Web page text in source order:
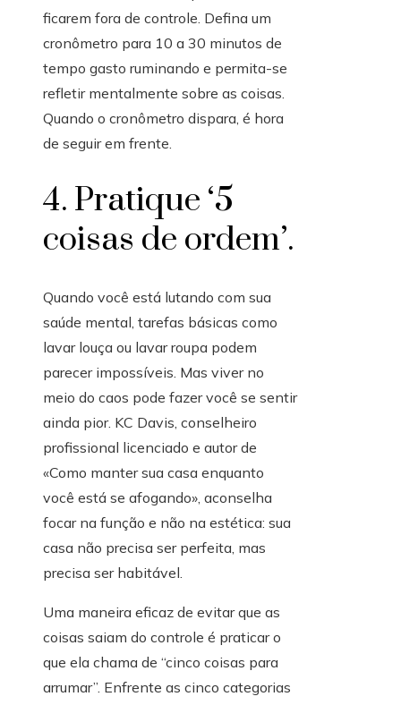
ficarem fora de controle. Defina um
cronômetro para 10 a 30 minutos de
tempo gasto ruminando e permita-se
refletir mentalmente sobre as coisas.
Quando o cronômetro dispara, é hora
de seguir em frente.
4. Pratique ‘5
coisas de ordem’.
Quando você está lutando com sua
saúde mental, tarefas básicas como
lavar louça ou lavar roupa podem
parecer impossíveis. Mas viver no
meio do caos pode fazer você se sentir
ainda pior. KC Davis, conselheiro
profissional licenciado e autor de
«Como manter sua casa enquanto
você está se afogando», aconselha
focar na função e não na estética: sua
casa não precisa ser perfeita, mas
precisa ser habitável.
Uma maneira eficaz de evitar que as
coisas saiam do controle é praticar o
que ela chama de “cinco coisas para
arrumar”. Enfrente as cinco categorias